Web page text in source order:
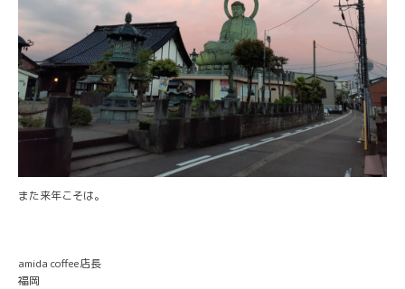
また来年こそは。
amida coffee店長
福岡